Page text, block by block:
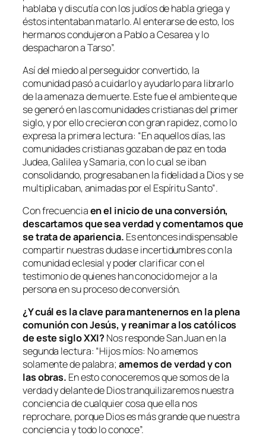
hablaba y discutía con los judíos de habla griega y
éstos intentaban matarlo. Al enterarse de esto, los
hermanos condujeron a Pablo a Cesarea y lo
despacharon a Tarso”.
Así del miedo al perseguidor convertido, la
comunidad pasó a cuidarlo y ayudarlo para librarlo
de la amenaza de muerte. Este fue el ambiente que
se generó en las comunidades cristianas del primer
siglo, y por ello crecieron con gran rapidez, como lo
expresa la primera lectura: “En aquellos días, las
comunidades cristianas gozaban de paz en toda
Judea, Galilea y Samaria, con lo cual se iban
consolidando, progresaban en la fidelidad a Dios y se
multiplicaban, animadas por el Espíritu Santo”.
Con frecuenciaen el inicio de una conversión,
descartamos que sea verdad y comentamos que
se trata de apariencia. Es entonces indispensable
compartir nuestras dudas e incertidumbres con la
comunidad eclesial y poder clarificar con el
testimonio de quienes han conocido mejor a la
persona en su proceso de conversión.
¿Y cuál es la clave para mantenernos en la plena
comunión con Jesús, y reanimar a los católicos
de este siglo XXI?Nos responde San Juan en la
segunda lectura: “Hijos míos: No amemos
solamente de palabra; amemos de verdad y con
las obras. En esto conoceremos que somos de la
verdad y delante de Dios tranquilizaremos nuestra
conciencia de cualquier cosa que ella nos
reprochare, porque Dios es más grande que nuestra
conciencia y todo lo conoce”.